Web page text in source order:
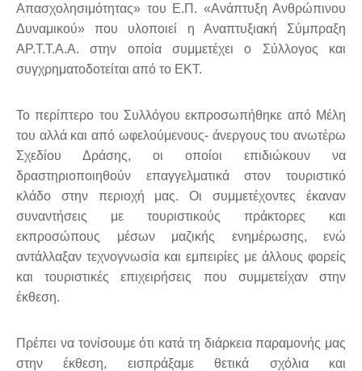
Απασχολησιμότητας» του Ε.Π. «Ανάπτυξη Ανθρώπινου
Δυναμικού» που υλοποιεί η Αναπτυξιακή Σύμπραξη
ΑΡ.Τ.Τ.Α.Α. στην οποία συμμετέχει ο Σύλλογος και
συγχρηματοδοτείται από το ΕΚΤ.
Το περίπτερο του Συλλόγου εκπροσωπήθηκε από Μέλη
του αλλά και από ωφελούμενους- άνεργους του ανωτέρω
Σχεδίου Δράσης, οι οποίοι επιδιώκουν να
δραστηριοποιηθούν επαγγελματικά στον τουριστικό
κλάδο στην περιοχή μας. Οι συμμετέχοντες έκαναν
συναντήσεις με τουριστικούς πράκτορες και
εκπροσώπους μέσων μαζικής ενημέρωσης, ενώ
αντάλλαξαν τεχνογνωσία και εμπειρίες με άλλους φορείς
και τουριστικές επιχειρήσεις που συμμετείχαν στην
έκθεση.
Πρέπει να τονίσουμε ότι κατά τη διάρκεια παραμονής μας
στην έκθεση, εισπράξαμε θετικά σχόλια και